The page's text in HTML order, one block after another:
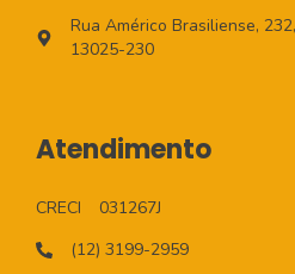
Rua Américo Brasiliense,
13025-230
Atendimento
CRECI
031267J
(12) 3199-2959